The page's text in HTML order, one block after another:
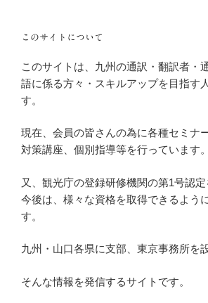
このサイトについて
このサイトは、九州の通訳・翻訳者・
語に係る方々・スキルアップを目指す
す。
現在、会員の皆さんの為に各種セミナ
対策講座、個別指導等を行っています。
又、観光庁の登録研修機関の第1号認定
今後は、様々な資格を取得できるよう
す。
九州・山口各県に支部、東京事務所を
そんな情報を発信するサイトです。